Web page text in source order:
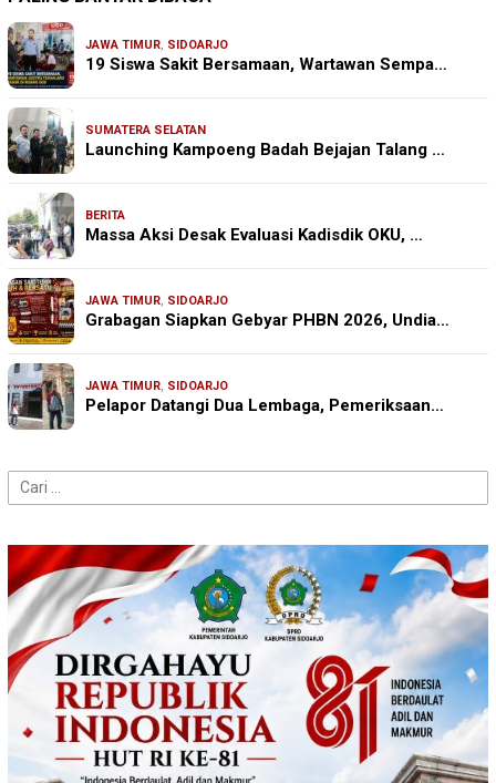
JAWA TIMUR, SIDOARJO
19 Siswa Sakit Bersamaan, Wartawan Sempa…
SUMATERA SELATAN
Launching Kampoeng Badah Bejajan Talang …
BERITA
Massa Aksi Desak Evaluasi Kadisdik OKU, …
JAWA TIMUR, SIDOARJO
Grabagan Siapkan Gebyar PHBN 2026, Undia…
JAWA TIMUR, SIDOARJO
Pelapor Datangi Dua Lembaga, Pemeriksaan…
Cari
untuk: